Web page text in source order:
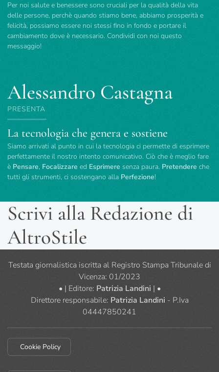
Per noi salute e benessere sono cruciali per la qualità della vita
delle persone, perchè quando stiamo bene, abbiamo prosperità e
felicità, possiamo essere noi stessi fino in fondo e portare il
cambiamento dove è necessario. Condividi con noi questo
messaggio!
Alessandro Castagna
PRESENTA
La tecnologia che genera e sostiene
Siamo arrivati al punto in cui la tecnologia ci permette di esprimere
perfettamente il nostro intento comunicativo. Ciò che è meglio fare
è Pensare, Focalizzare ed Esprimere senza paura. Pretendere che
tutti gli strumenti, ci sostengano alla Perfezione!
Scrivi alla Redazione di
AltroStile
Testata giornalistica iscritta al Registro Stampa Tribunale di
Vicenza: 01/2023
• | Editore: Patrizia Landini | •
Direttore responsabile: Patrizia Landini - P.Iva
04447850241
Cookie Policy